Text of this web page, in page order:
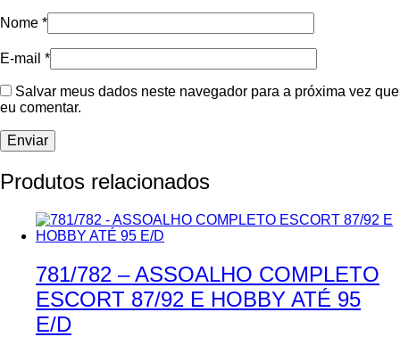
Nome *
E-mail *
Salvar meus dados neste navegador para a próxima vez que
eu comentar.
Produtos relacionados
781/782 – ASSOALHO COMPLETO
ESCORT 87/92 E HOBBY ATÉ 95
E/D